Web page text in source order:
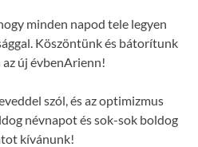
minden napod tele legyen
Köszöntünk és bátorítunk
új évbenArienn!
szól, és az optimizmus
névnapot és sok-sok boldog
kívánunk!